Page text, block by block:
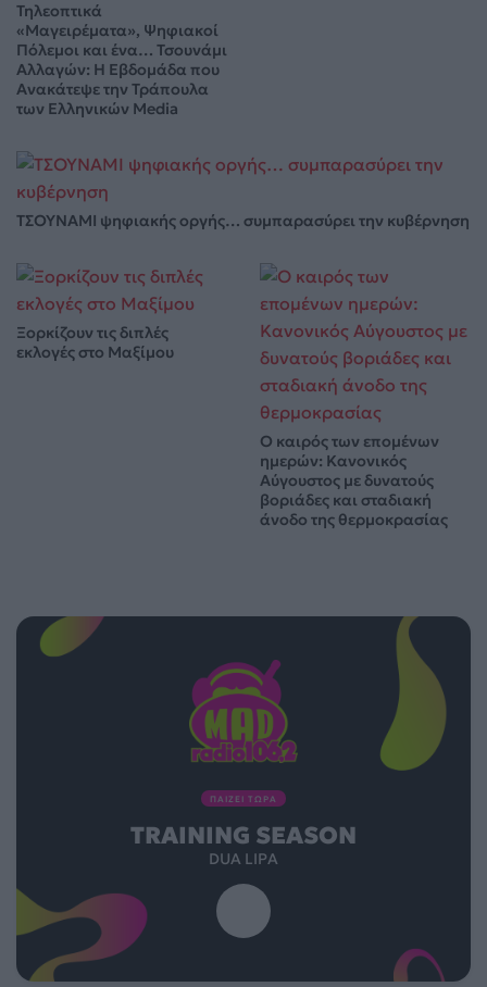
Τηλεοπτικά
«Μαγειρέματα», Ψηφιακοί
Πόλεμοι και ένα… Τσουνάμι
Αλλαγών: Η Εβδομάδα που
Ανακάτεψε την Τράπουλα
των Ελληνικών Media
ΤΣΟΥΝΑΜΙ ψηφιακής οργής… συμπαρασύρει την κυβέρνηση
Ξορκίζουν τις διπλές
εκλογές στο Μαξίμου
Ο καιρός των επομένων
ημερών: Κανονικός
Αύγουστος με δυνατούς
βοριάδες και σταδιακή
άνοδο της θερμοκρασίας
ΠΑΙΖΕΙ ΤΩΡΑ
TRAINING SEASON
DUA LIPA